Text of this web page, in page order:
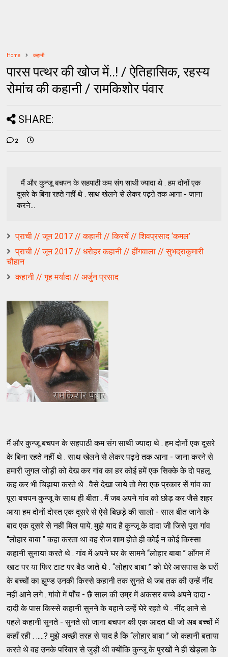
Home कहानी
पारस पत्थर की खोज में..! / ऐतिहासिक, रहस्य
रोमांच की कहानी / रामकिशोर पंवार
SHARE:
2
मैं और कुन्जू बचपन के सहपाठी कम संग साथी ज्यादा थे . हम दोनों एक
दूसरे के बिना रहते नहीं थे . साथ खेलने से लेकर पढ़ऩे तक आना - जाना
करने...
प्राची // जून 2017 // कहानी // किरचें // शिवप्रसाद ‘कमल’
प्राची // जून 2017 // धरोहर कहानी // हींगवाला // सुभद्राकुमारी
चौहान
कहानी // गृह मर्यादा // अर्जुन प्रसाद
मैं और कुन्जू बचपन के सहपाठी कम संग साथी ज्यादा थे . हम दोनों एक दूसरे
के बिना रहते नहीं थे . साथ खेलने से लेकर पढ़ऩे तक आना - जाना करने से
हमारी जुगल जोड़ी को देख कर गांव का हर कोई हमें एक सिक्के के दो पहलू
कह कर भी चिढ़ाया करते थे . वैसे देखा जाये तो मेरा एक प्रकार सें गांव का
पूरा बचपन कुन्जू के साथ ही बीता . मैं जब अपने गांव को छोड़ कर जैसे शहर
आया हम दोनों दोस्त एक दूसरे से ऐसे बिछड़े की सालो - साल बीत जाने के
बाद एक दूसरे से नहीं मिल पाये. मुझे याद है कुन्जू के दादा जी जिसे पूरा गांव
‘‘लोहार बाबा ’’ कहा करता था वह रोज शाम होते ही कोई न कोई किस्सा
कहानी सुनाया करते थे . गांव में अपने घर के सामने ‘‘लोहार बाबा ’’ आँगन में
खाट पर या फिर टाट पर बैठ जाते थे . ‘‘लोहार बाबा ’’ को घेरे आसपास के घरों
के बच्चों का झुण्ड उनकी किस्से कहानी तक सुनते थे जब तक की उन्हें नींद
नहीं आने लगे . गांवो में पाँच - छै साल की उम्र में अकसर बच्चे अपने दादा -
दादी के पास किस्से कहानी सुनने के बहाने उन्हें घेरे रहते थे . नींद आने से
पहले कहानी सुनते - सुनते सो जाना बचपन की एक आदत थी जो अब बच्चों में
कहाँ रही . .....? मुझे अच्छी तरह से याद है कि ‘‘लोहार बाबा ’’ जो कहानी बताया
करते थे वह उनके परिवार से जुड़ी थी क्योंकि कुन्जू के पुरखों ने ही खेड़ला के